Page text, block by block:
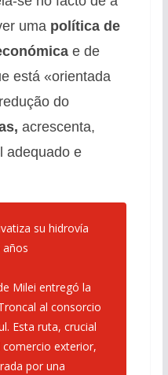
uma política de
e de
está «orientada
do
acrescenta,
adequado e
su hidrovía
años
Milei entregó la
al consorcio
Esta ruta, crucial
comercio exterior,
por una